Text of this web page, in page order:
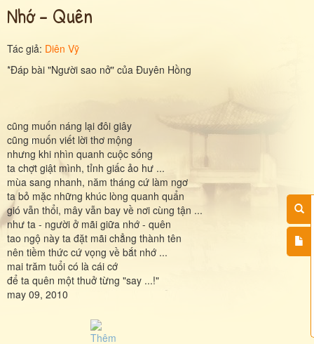
Nhớ - Quên
Tác giả: Diên Vỹ
*Đáp bài "Người sao nở" của Đuyên Hồng
cũng muốn náng lại đôi giây
cũng muốn viết lời thơ mộng
nhưng khi nhìn quanh cuộc sống
ta chợt giật mình, tỉnh giấc ảo hư ...
mùa sang nhanh, năm tháng cứ làm ngơ
ta bỏ mặc những khúc lòng quanh quẩn
gió vẫn thổi, mây vẫn bay về nơi cùng tận ...
như ta - người ở mãi giữa nhớ - quên
tao ngộ này ta đặt mãi chẳng thành tên
nên tiềm thức cứ vọng về bắt nhớ ...
mai trăm tuổi có là cái cớ
để ta quên một thuở từng "say ...!"
may 09, 2010